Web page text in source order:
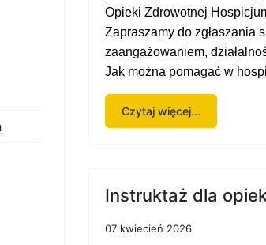
Opieki Zdrowotnej
Zapraszamy do zgłaszania
zaangażowaniem,
Jak można pomagać w
Czytaj więcej...
Instruktaż dla
07 kwiecień 2026